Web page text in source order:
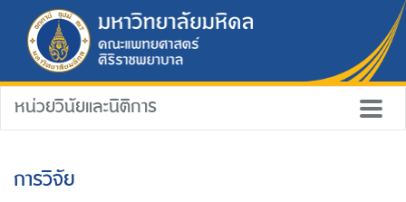
หน่วยวินัยและนิติการ
การวิจัย